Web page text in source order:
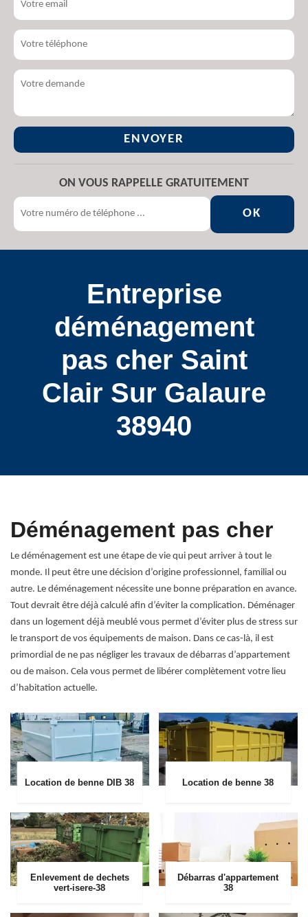
ON VOUS RAPPELLE GRATUITEMENT
Entreprise
déménagement
pas cher Saint
Clair Sur Galaure
38940
Déménagement pas cher
Le déménagement est une étape de vie qui peut arriver à tout le
monde. Il peut être une décision d’origine professionnel, familial ou
autre. Le déménagement nécessite une bonne préparation en avance.
Tout devrait être déjà calculé afin d’éviter la complication. Déménager
dans un logement déjà meublé vous permet d’éviter plus de stress sur
le transport de vos équipements de maison. Dans ce cas-là, il est
primordial de ne pas négliger les travaux de débarras d’appartement
ou de maison. Cela vous permet de libérer complètement votre lieu
d’habitation actuelle.
Location de benne DIB 38 Location de benne 38
Enlevement de dechets
vert-isere-38
Débarras d'appartement
38